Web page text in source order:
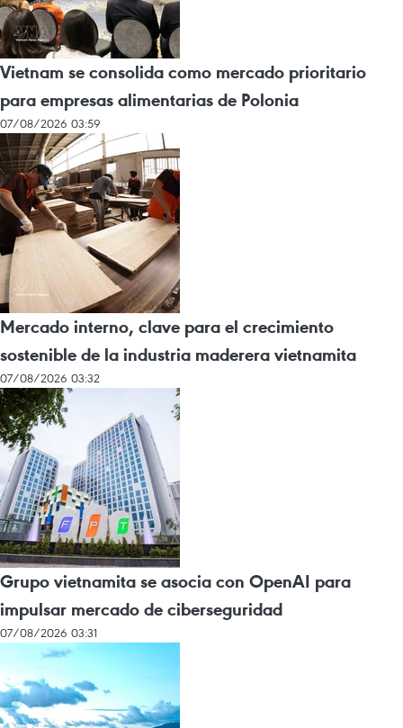
Vietnam se consolida como mercado prioritario
para empresas alimentarias de Polonia
07/08/2026 03:59
Mercado interno, clave para el crecimiento
sostenible de la industria maderera vietnamita
07/08/2026 03:32
Grupo vietnamita se asocia con OpenAI para
impulsar mercado de ciberseguridad
07/08/2026 03:31